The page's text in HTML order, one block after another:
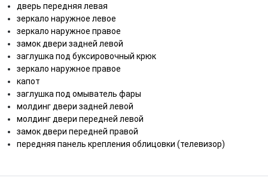
дверь передняя левая
зеркало наружное левое
зеркало наружное правое
замок двери задней левой
заглушка под буксировочный крюк
зеркало наружное правое
капот
заглушка под омыватель фары
молдинг двери задней левой
молдинг двери передней левой
замок двери передней правой
передняя панель крепления облицовки (телевизор)